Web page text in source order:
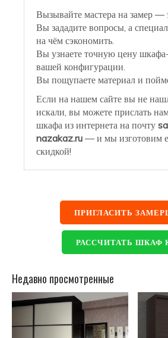
Вызывайте мастера на замер —
Вы зададите вопросы, а
на чём сэкономить.
Вы узнаете точную цену
вашей конфигурации.
Вы пощупаете материал и
Если на нашем сайте вы не
искали, вы можете прислать
шкафа из интернета на почту
nazakaz.ru — и мы изготовим
скидкой!
ПРИГЛАСИТЬ
РАССЧИТАТЬ ШКАФ
Недавно просмотренные